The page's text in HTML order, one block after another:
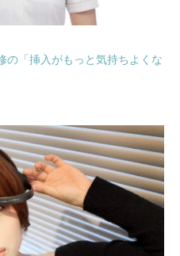
の「挿入がもっと気持ちよくな